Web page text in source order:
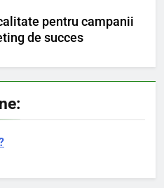
pentru campanii
de succes